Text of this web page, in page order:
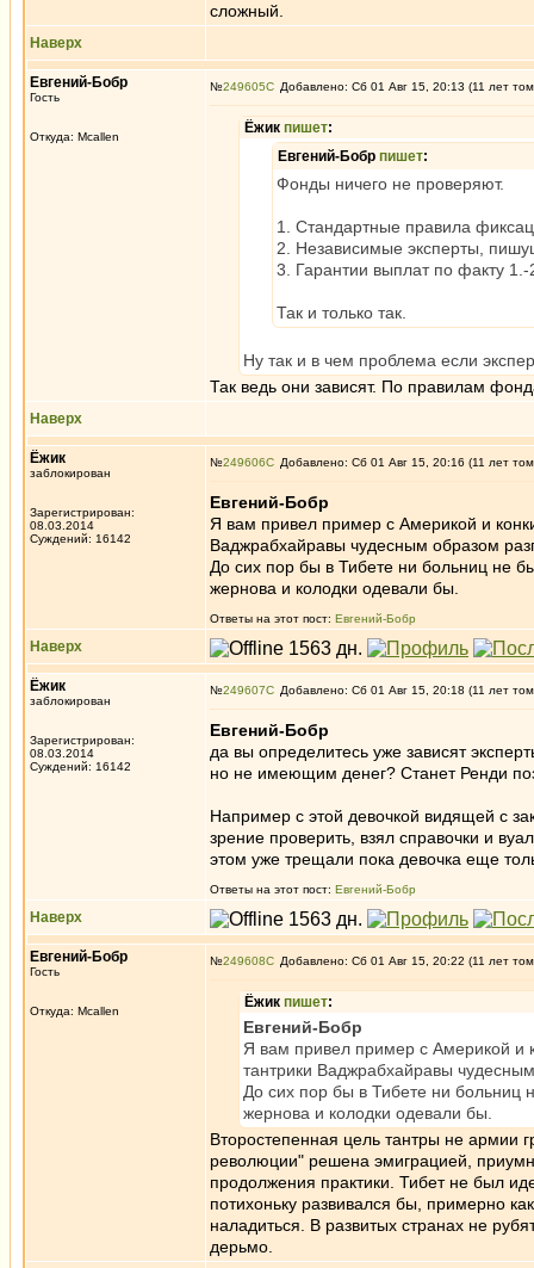
сложный.
Наверх
Евгений-Бобр
Гость
Откуда: Mcallen
№249605 Добавлено: Сб 01 Авг 15, 20:13 (11 лет
Ёжик пишет:
Евгений-Бобр пишет:
Фонды ничего не проверяют.
1. Стандартные правила
2. Независимые эксперты,
3. Гарантии выплат по факту 1.-
Так и только так.
Ну так и в чем проблема если
Так ведь они зависят. По правилам
Наверх
Ёжик
заблокирован
Зарегистрирован:
08.03.2014
Суждений: 16142
№249606 Добавлено: Сб 01 Авг 15, 20:16 (11 лет
Евгений-Бобр
Я вам привел пример с Америкой и
Ваджрабхайравы чудесным образом
До сих пор бы в Тибете ни больниц не
жернова и колодки одевали бы.
Ответы на этот пост: Евгений-Бобр
Наверх
Ёжик
заблокирован
Зарегистрирован:
08.03.2014
Суждений: 16142
№249607 Добавлено: Сб 01 Авг 15, 20:18 (11 лет
Евгений-Бобр
да вы определитесь уже зависят
но не имеющим денег? Станет Ренди
Например с этой девочкой видящей с
зрение проверить, взял справочки и
этом уже трещали пока девочка еще
Ответы на этот пост: Евгений-Бобр
Наверх
Евгений-Бобр
Гость
Откуда: Mcallen
№249608 Добавлено: Сб 01 Авг 15, 20:22 (11 лет
Ёжик пишет:
Евгений-Бобр
Я вам привел пример с Америкой и
тантрики Ваджрабхайравы
До сих пор бы в Тибете ни
жернова и колодки одевали бы.
Второстепенная цель тантры не армии
революции" решена эмиграцией,
продолжения практики. Тибет не был
потихоньку развивался бы, примерно
наладиться. В развитых странах не
дерьмо.